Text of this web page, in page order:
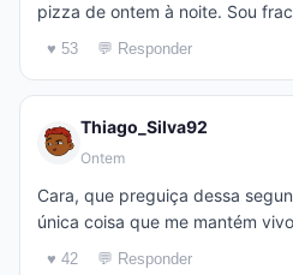
pizza de ontem à noite. Sou
♥ 53 💬 Responder
Thiago_Silva92
Ontem
Cara, que preguiça dessa
única coisa que me mantém
♥ 42 💬 Responder